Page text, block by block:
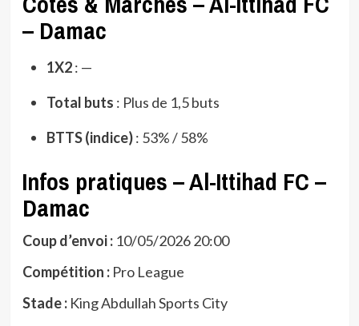
– Damac
1X2: —
Total buts : Plus de 1,5 buts
BTTS (indice): 53% / 58%
Infos pratiques – Al-Ittihad FC –
Damac
Coup d’envoi :10/05/2026 20:00
Compétition :Pro League
Stade :King Abdullah Sports City